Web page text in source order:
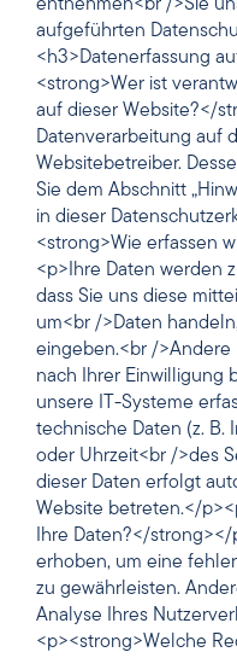
entnehmen<br />Sie
aufgeführten
<h3>Datenerfassung
<strong>Wer ist
auf dieser Website?</
Datenverarbeitung auf
Websitebetreiber.
Sie dem Abschnitt
in dieser
<strong>Wie erfassen
<p>Ihre Daten werden
dass Sie uns diese
um<br />Daten
eingeben.<br />Andere
nach Ihrer Einwilligung
unsere IT-Systeme
technische Daten (z. B.
oder Uhrzeit<br />des
dieser Daten erfolgt
Website betreten.</
Ihre Daten?</
erhoben, um eine
zu gewährleisten.
Analyse Ihres
<p><strong>Welche